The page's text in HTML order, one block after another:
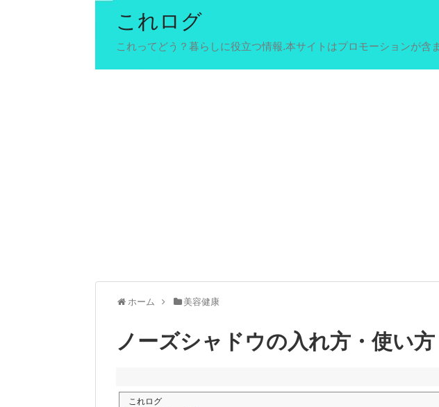
これログ
これってどう？暮らしに役立つ情報.本サイトはプロモーションが含
ホーム 美容健康
ノーズシャドウの入れ方・使い方
これログ